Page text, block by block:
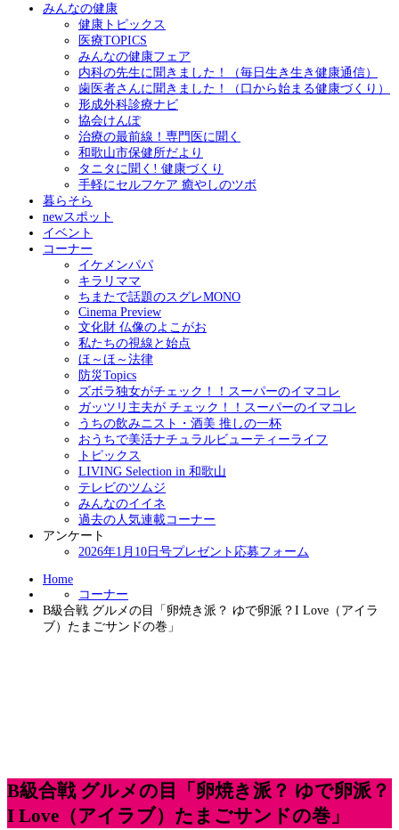
みんなの健康
健康トピックス
医療TOPICS
みんなの健康フェア
内科の先生に聞きました！（毎日生き生き健康通信）
歯医者さんに聞きました！（口から始まる健康づくり）
形成外科診療ナビ
協会けんぽ
治療の最前線！専門医に聞く
和歌山市保健所だより
タニタに聞く! 健康づくり
手軽にセルフケア 癒やしのツボ
暮らそら
newスポット
イベント
コーナー
イケメンパパ
キラリママ
ちまたで話題のスグレMONO
Cinema Preview
文化財 仏像のよこがお
私たちの視線と始点
ほ～ほ～法律
防災Topics
ズボラ独女がチェック！！スーパーのイマコレ
ガッツリ主夫が チェック！！スーパーのイマコレ
うちの飲みニスト・酒美 推しの一杯
おうちで美活ナチュラルビューティーライフ
トピックス
LIVING Selection in 和歌山
テレビのツムジ
みんなのイイネ
過去の人気連載コーナー
アンケート
2026年1月10日号プレゼント応募フォーム
Home
コーナー
B級合戦 グルメの目「卵焼き派？ ゆで卵派？I Love（アイラ
ブ）たまごサンドの巻」
B級合戦 グルメの目「卵焼き派？ ゆで卵派？
I Love（アイラブ）たまごサンドの巻」